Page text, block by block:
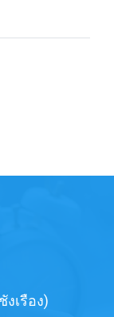
เรือง)